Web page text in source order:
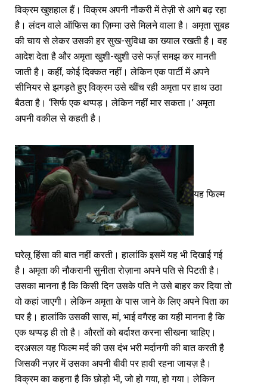
विक्रम खुशहाल हैं। विक्रम अपनी नौकरी में तेज़ी से आगे बढ़ रहा
है। लंदन वाले ऑफिस का ज़िम्मा उसे मिलने वाला है। अमृता सुबह
की चाय से लेकर उसकी हर सुख-सुविधा का ख्याल रखती है। वह
आदेश देता है और अमृता खुशी-खुशी उसे फर्ज़ समझ कर मानती
जाती है। कहीं, कोई दिक्कत नहीं। लेकिन एक पार्टी में अपने
सीनियर से झगड़ते हुए विक्रम उसे खींच रही अमृता पर हाथ उठा
बैठता है। ‘सिर्फ एक थप्पड़। लेकिन नहीं मार सकता।’ अमृता
अपनी वकील से कहती है।
यह फिल्म
घरेलू हिंसा की बात नहीं करती। हालांकि इसमें यह भी दिखाई गई
है। अमृता की नौकरानी सुनीता रोज़ाना अपने पति से पिटती है।
उसका मानना है कि किसी दिन उसके पति ने उसे बाहर कर दिया तो
वो कहां जाएगी। लेकिन अमृता के पास जाने के लिए अपने पिता का
घर है। हालांकि उसकी सास, मां, भाई वगैरह का यही मानना है कि
एक थप्पड़ ही तो है। औरतों को बर्दाश्त करना सीखना चाहिए।
दरअसल यह फिल्म मर्द की उस दंभ भरी मर्दानगी की बात करती है
जिसकी नज़र में उसका अपनी बीवी पर हावी रहना जायज़ है।
विक्रम का कहना है कि छोड़ो भी, जो हो गया, हो गया। लेकिन